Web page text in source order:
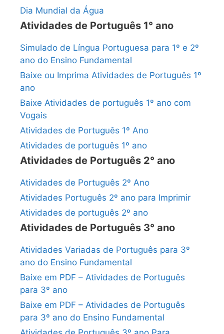
Dia Mundial da Água
Atividades de Português 1° ano
Simulado de Língua Portuguesa para 1º e 2º
ano do Ensino Fundamental
Baixe ou Imprima Atividades de Português 1º
ano
Baixe Atividades de português 1º ano com
Vogais
Atividades de Português 1º Ano
Atividades de português 1º ano
Atividades de Português 2° ano
Atividades de Português 2º Ano
Atividades Português 2º ano para Imprimir
Atividades de português 2º ano
Atividades de Português 3° ano
Atividades Variadas de Português para 3º
ano do Ensino Fundamental
Baixe em PDF – Atividades de Português
para 3º ano
Baixe em PDF – Atividades de Português
para 3º ano do Ensino Fundamental